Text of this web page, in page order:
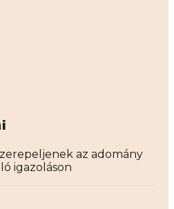
az adomány
igazoláson